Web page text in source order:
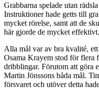
Grabbarna spelade utan
Instruktioner hade getts till
mycket rörelse, samt att de
här gjorde de mycket effektivt.
Alla mål var av bra kvalité,
Osama Krayem stod för flera
dribblingar. Förutom att göra
Martin Jönssons båda mål.
försvaret och utöver detta